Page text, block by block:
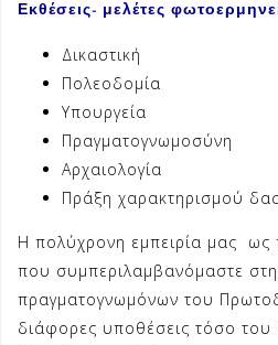
Εκθέσεις- μελέτες
Δικαστική
Πολεοδομία
Υπουργεία
Πραγματογνωμοσύνη
Αρχαιολογία
Πράξη χαρακτηρισμού
Η πολύχρονη εμπειρία μας ως
που συμπεριλαμβανόμαστε
πραγματογνωμόνων του
διάφορες υποθέσεις τόσο